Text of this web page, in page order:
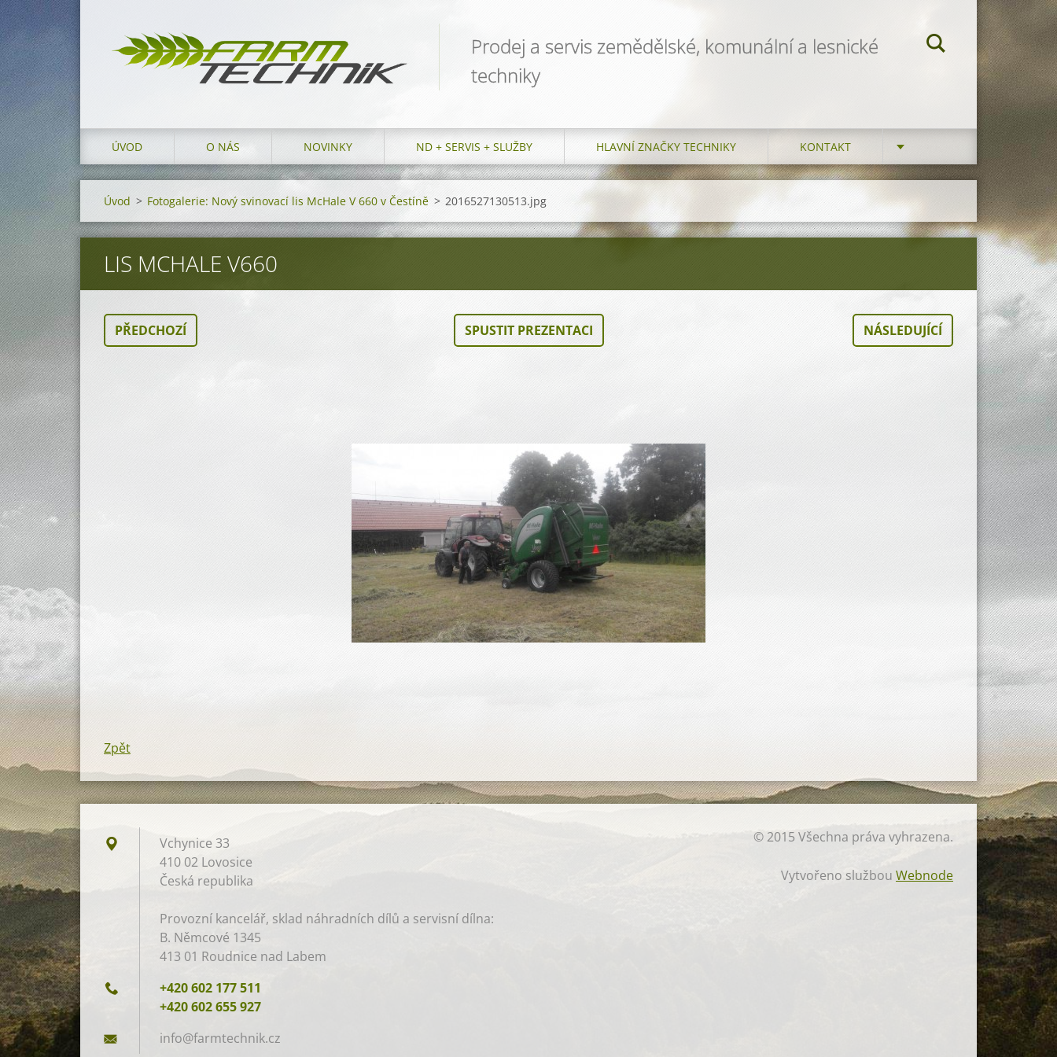
Prodej a servis zemědělské, komunální a lesnické
techniky
ÚVOD O NÁS NOVINKY ND + SERVIS + SLUŽBY HLAVNÍ ZNAČKY TECHNIKY KONTAKT
Úvod > Fotogalerie: Nový svinovací lis McHale V 660 v Čestíně > 2016527130513.jpg
LIS MCHALE V660
PŘEDCHOZÍ SPUSTIT PREZENTACI NÁSLEDUJÍCÍ
Zpět
Vchynice 33
410 02 Lovosice
Česká republika
Provozní kancelář, sklad náhradních dílů a servisní dílna:
B. Němcové 1345
413 01 Roudnice nad Labem
+420 602 177 511
+420 602 655 927
info@farmtechnik.cz
© 2015 Všechna práva vyhrazena.
Vytvořeno službou Webnode